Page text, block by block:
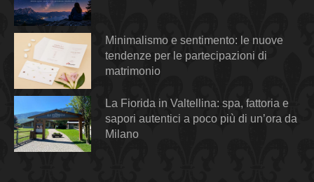
Minimalismo e sentimento: le nuove
tendenze per le partecipazioni di
matrimonio
La Fiorida in Valtellina: spa, fattoria e
sapori autentici a poco più di un’ora da
Milano